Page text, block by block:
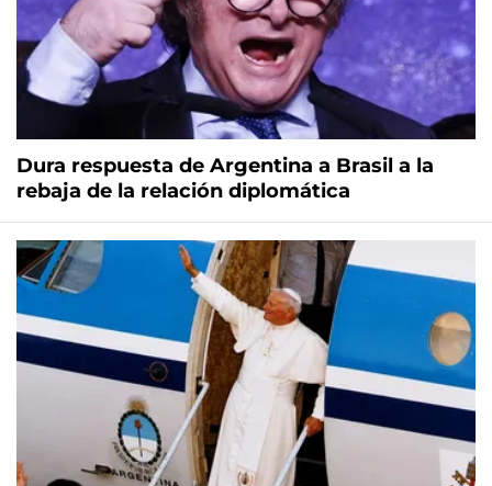
Dura respuesta de Argentina a Brasil a la
rebaja de la relación diplomática